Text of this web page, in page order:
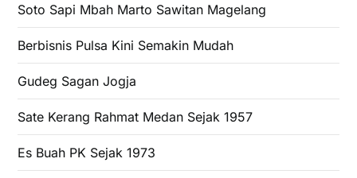
Soto Sapi Mbah Marto Sawitan Magelang
Berbisnis Pulsa Kini Semakin Mudah
Gudeg Sagan Jogja
Sate Kerang Rahmat Medan Sejak 1957
Es Buah PK Sejak 1973